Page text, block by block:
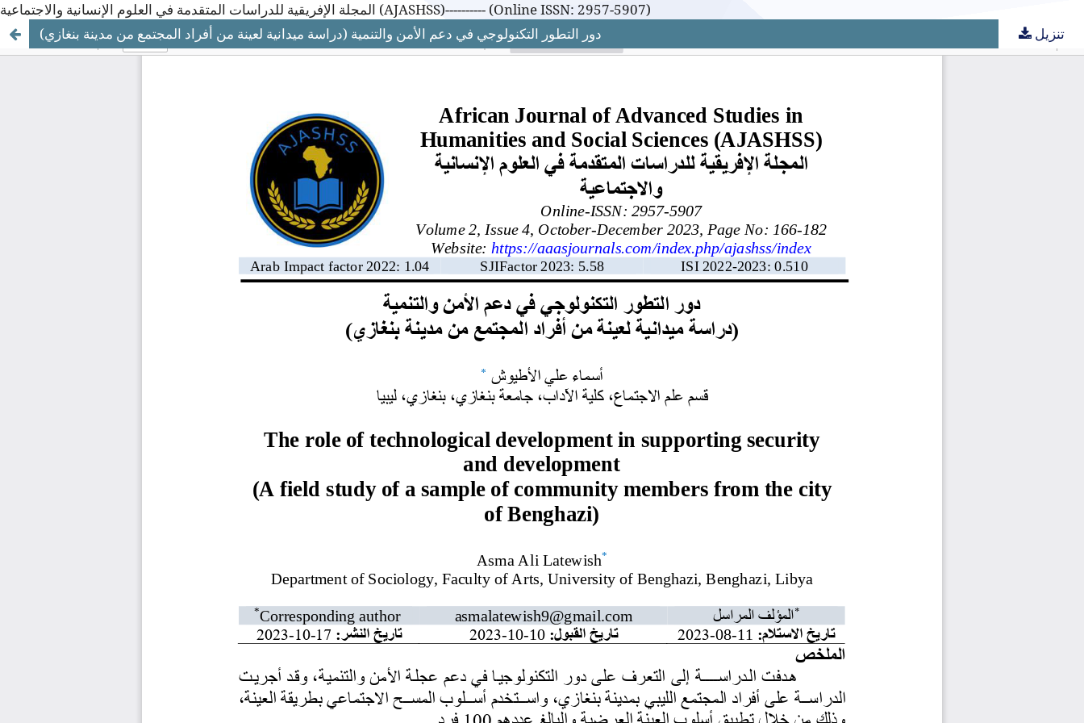
المجلة الإفريقية للدراسات المتقدمة في العلوم الإنسانية والاجتماعية (AJASHSS)---------- (Online ISSN: 2957-5907)
دور التطور التكنولوجي في دعم الأمن والتنمية (دراسة ميدانية لعينة من أفراد المجتمع من مدينة بنغازي)
تنزيل